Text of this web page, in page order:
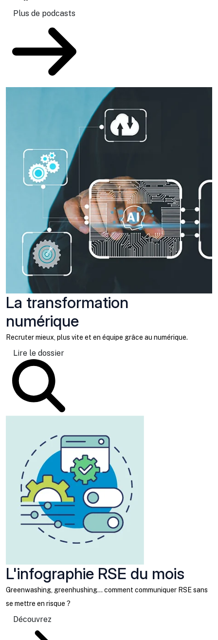
Plus de podcasts
La transformation
numérique
Recruter mieux, plus vite et en équipe grâce au numérique.
Lire le dossier
L'infographie RSE du mois
Greenwashing, greenhushing… comment communiquer RSE sans
se mettre en risque ?
Découvrez